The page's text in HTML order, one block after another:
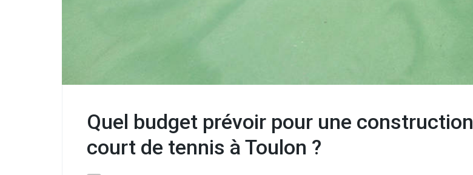
Quel budget prévoir pour une construction
court de tennis à Toulon ?